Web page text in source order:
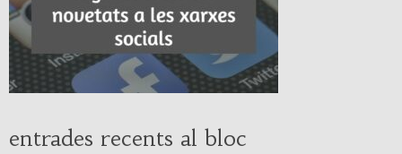
entrades recents al bloc